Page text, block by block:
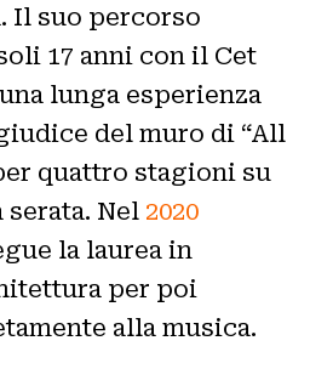
Il suo percorso
17 anni con il Cet
lunga esperienza
del muro di “All
quattro stagioni su
serata. Nel 2020
la laurea in
per poi
alla musica.